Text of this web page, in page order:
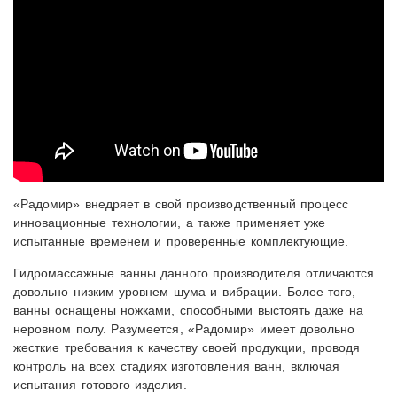
«Радомир» внедряет в свой производственный процесс
инновационные технологии, а также применяет уже
испытанные временем и проверенные комплектующие.
Гидромассажные ванны данного производителя отличаются
довольно низким уровнем шума и вибрации. Более того,
ванны оснащены ножками, способными выстоять даже на
неровном полу. Разумеется, «Радомир» имеет довольно
жесткие требования к качеству своей продукции, проводя
контроль на всех стадиях изготовления ванн, включая
испытания готового изделия.